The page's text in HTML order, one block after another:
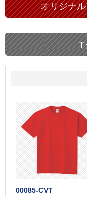
オリジナ
T
00085-CVT